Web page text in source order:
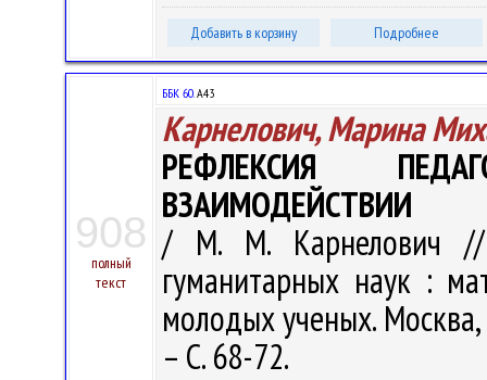
Добавить в корзину Подробнее
908
полный
текст
ББК 60.А43
Карнелович, Марина
РЕФЛЕКСИЯ
ВЗАИМОДЕЙСТВИИ
/ М. М. Карнелович //
гуманитарных наук :
молодых ученых.
– С. 68-72.